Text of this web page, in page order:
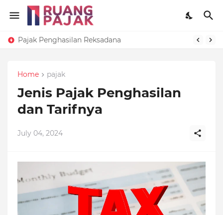
Pajak Penghasilan Reksadana
Home pajak
Jenis Pajak Penghasilan
dan Tarifnya
July 04, 2024